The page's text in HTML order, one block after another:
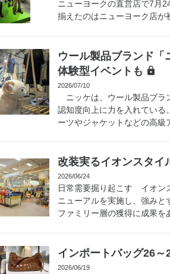
ニューヨークの直営店で7月
揃えたのはニューヨーク店が
ウール製品ブランド
体験型イベントも
2026/07/10
ニッケは、ウール製品ブラ
認知度向上に力を入れている
ーツやジャケットなどの高級
改装実るイオンスタ
2026/06/24
日常需要掘り起こす イオン
ニューアルを実施し、強み
ファミリー層の獲得に成果を
インポートバッグ26
2026/06/19